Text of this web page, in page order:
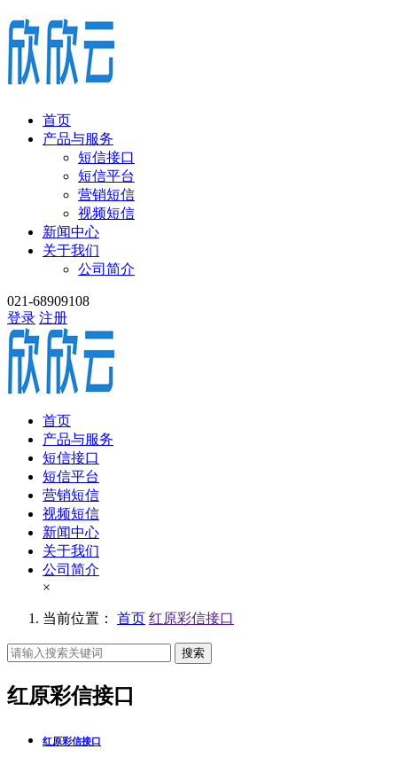
首页
产品与服务
短信接口
短信平台
营销短信
视频短信
新闻中心
关于我们
公司简介
021-68909108
登录 注册
首页
产品与服务
短信接口
短信平台
营销短信
视频短信
新闻中心
关于我们
公司简介
×
当前位置： 首页 红原彩信接口
搜索
红原彩信接口
红原彩信接口